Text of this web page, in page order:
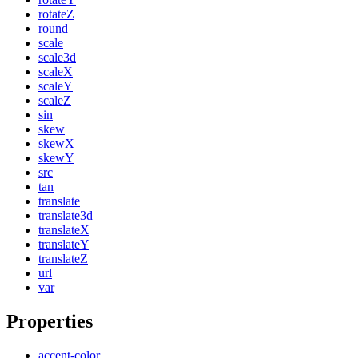
rotateZ
round
scale
scale3d
scaleX
scaleY
scaleZ
sin
skew
skewX
skewY
src
tan
translate
translate3d
translateX
translateY
translateZ
url
var
Properties
accent-color